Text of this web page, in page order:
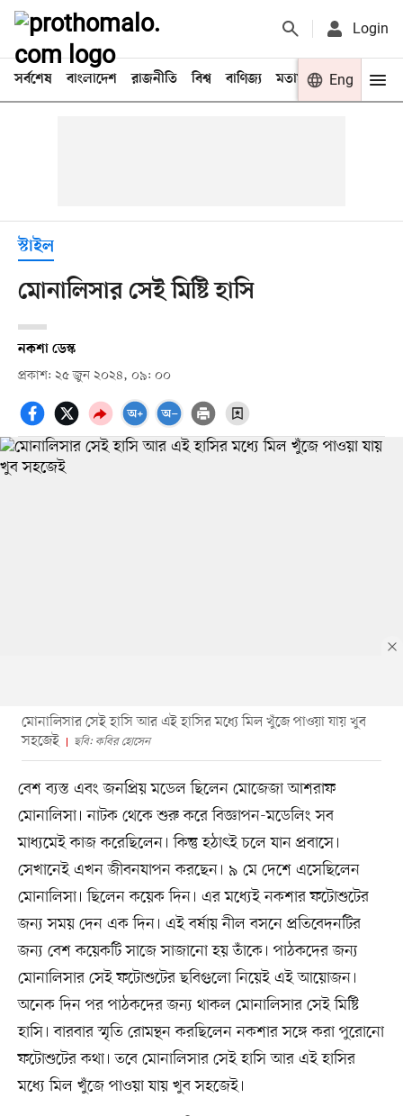
Login
সর্বশেষ বাংলাদেশ রাজনীতি বিশ্ব বাণিজ্য মতামত খেলা
Eng
স্টাইল
মোনালিসার সেই মিষ্টি হাসি
নকশা ডেস্ক
প্রকাশ: ২৫ জুন ২০২৪, ০৯: ০০
মোনালিসার সেই হাসি আর এই হাসির মধ্যে মিল খুঁজে পাওয়া যায় খুব
সহজেই
ছবি: কবির হোসেন
বেশ ব্যস্ত এবং জনপ্রিয় মডেল ছিলেন মোজেজা আশরাফ
মোনালিসা। নাটক থেকে শুরু করে বিজ্ঞাপন-মডেলিং সব
মাধ্যমেই কাজ করেছিলেন। কিন্তু হঠাৎই চলে যান প্রবাসে।
সেখানেই এখন জীবনযাপন করছেন। ৯ মে দেশে এসেছিলেন
মোনালিসা। ছিলেন কয়েক দিন। এর মধ্যেই নকশার ফটোশুটের
জন্য সময় দেন এক দিন। এই বর্ষায় নীল বসনে প্রতিবেদনটির
জন্য বেশ কয়েকটি সাজে সাজানো হয় তাঁকে। পাঠকদের জন্য
মোনালিসার সেই ফটোশুটের ছবিগুলো নিয়েই এই আয়োজন।
অনেক দিন পর পাঠকদের জন্য থাকল মোনালিসার সেই মিষ্টি
হাসি। বারবার স্মৃতি রোমন্থন করছিলেন নকশার সঙ্গে করা পুরোনো
ফটোশুটের কথা। তবে মোনালিসার সেই হাসি আর এই হাসির
মধ্যে মিল খুঁজে পাওয়া যায় খুব সহজেই।